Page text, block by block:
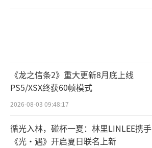
《龙之信条2》重大更新8月底上线
PS5/XSX终获60帧模式
2026-08-03 09:48:17
循光入林，碰杯一夏：林里LINLEE携手
《光·遇》开启夏日联名上新